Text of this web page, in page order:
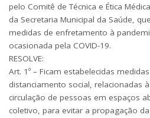
pelo Comitê de Técnica e Ética Médica
da Secretaria Municipal da Saúde,
medidas de enfretamento à
ocasionada pela COVID-19.
RESOLVE:
Art. 1º – Ficam estabelecidas
distanciamento social, relacionadas à
circulação de pessoas em espaços
coletivo, para evitar a propagação da